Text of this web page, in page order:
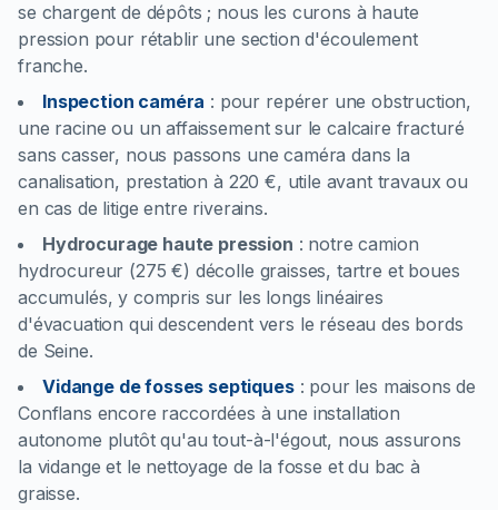
se chargent de dépôts ; nous les curons à haute
pression pour rétablir une section d'écoulement
franche.
Inspection caméra : pour repérer une obstruction,
une racine ou un affaissement sur le calcaire fracturé
sans casser, nous passons une caméra dans la
canalisation, prestation à 220 €, utile avant travaux ou
en cas de litige entre riverains.
Hydrocurage haute pression : notre camion
hydrocureur (275 €) décolle graisses, tartre et boues
accumulés, y compris sur les longs linéaires
d'évacuation qui descendent vers le réseau des bords
de Seine.
Vidange de fosses septiques: pour les maisons de
Conflans encore raccordées à une installation
autonome plutôt qu'au tout-à-l'égout, nous assurons
la vidange et le nettoyage de la fosse et du bac à
graisse.